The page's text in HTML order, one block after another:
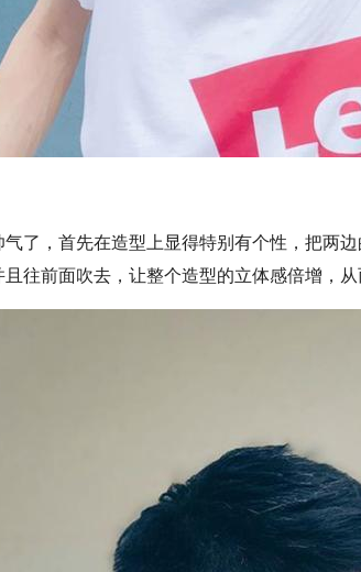
了，首先在造型上显得特别有个性，把两
往前面吹去，让整个造型的立体感倍增，从